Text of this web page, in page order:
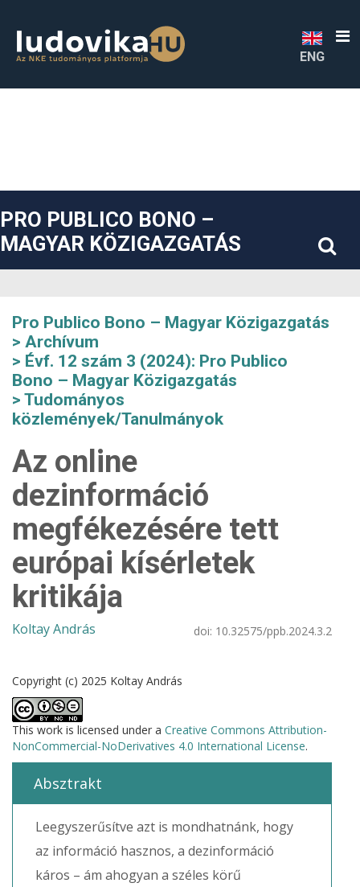
##plugins.themes.bootstrap3.accessible_menu.sidebar##
ENG
PRO PUBLICO BONO –
MAGYAR KÖZIGAZGATÁS
Pro Publico Bono – Magyar Közigazgatás
Archívum
Évf. 12 szám 3 (2024): Pro Publico
Bono – Magyar Közigazgatás
Tudományos
közlemények/Tanulmányok
Az online
dezinformáció
megfékezésére tett
európai kísérletek
kritikája
Koltay András doi: 10.32575/ppb.2024.3.2
Copyright (c) 2025 Koltay András
This work is licensed under a Creative Commons Attribution-
NonCommercial-NoDerivatives 4.0 International License.
Absztrakt
Leegyszerűsítve azt is mondhatnánk, hogy
az információ hasznos, a dezinformáció
káros – ám ahogyan a széles körű